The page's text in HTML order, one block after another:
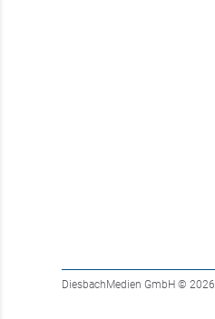
DiesbachMedien GmbH © 2026